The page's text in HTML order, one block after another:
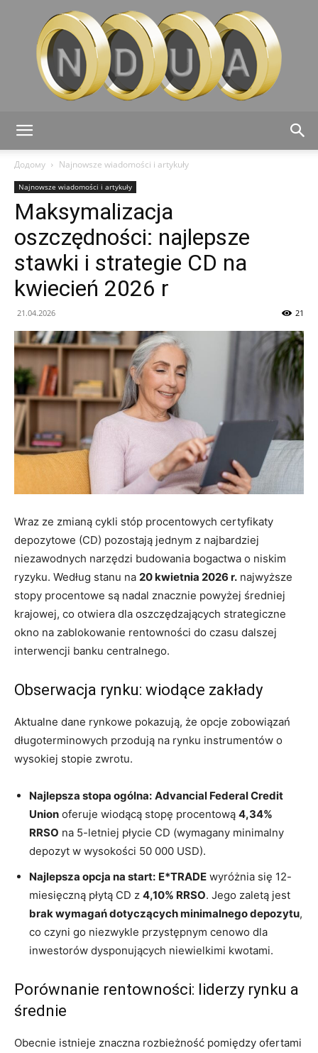
Finansowe
Porady,
Wiadomości
i
Przewodniki
Додому Najnowsze wiadomości i artykuły
Najnowsze wiadomości i artykuły
Maksymalizacja
oszczędności: najlepsze
stawki i strategie CD na
kwiecień 2026 r
21.04.2026 21
Wraz ze zmianą cykli stóp procentowych certyfikaty
depozytowe (CD) pozostają jednym z najbardziej
niezawodnych narzędzi budowania bogactwa o niskim
ryzyku. Według stanu na 20 kwietnia 2026 r. najwyższe
stopy procentowe są nadal znacznie powyżej średniej
krajowej, co otwiera dla oszczędzających strategiczne
okno na zablokowanie rentowności do czasu dalszej
interwencji banku centralnego.
Obserwacja rynku: wiodące zakłady
Aktualne dane rynkowe pokazują, że opcje zobowiązań
długoterminowych przodują na rynku instrumentów o
wysokiej stopie zwrotu.
Najlepsza stopa ogólna: Advancial Federal Credit
Union oferuje wiodącą stopę procentową 4,34%
RRSO na 5-letniej płycie CD (wymagany minimalny
depozyt w wysokości 50 000 USD).
Najlepsza opcja na start: E*TRADE wyróżnia się 12-
miesięczną płytą CD z 4,10% RRSO. Jego zaletą jest
brak wymagań dotyczących minimalnego depozytu,
co czyni go niezwykle przystępnym cenowo dla
inwestorów dysponujących niewielkimi kwotami.
Porównanie rentowności: liderzy rynku a
średnie
Obecnie istnieje znaczna rozbieżność pomiędzy ofertami